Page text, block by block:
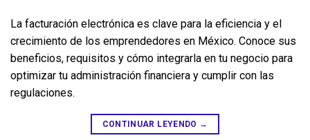
La facturación electrónica es clave para la eficiencia y el
crecimiento de los emprendedores en México. Conoce sus
beneficios, requisitos y cómo integrarla en tu negocio para
optimizar tu administración financiera y cumplir con las
regulaciones.
CONTINUAR LEYENDO →